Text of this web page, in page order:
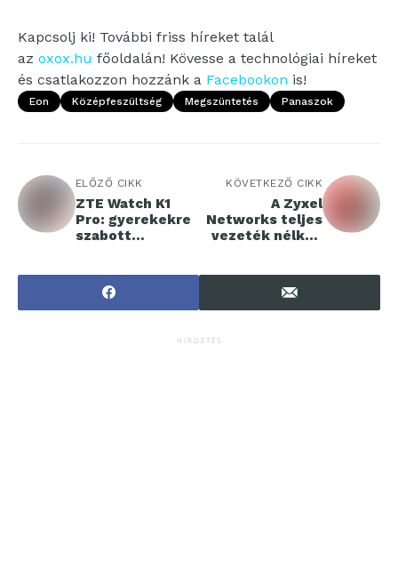
Kapcsolj ki! További friss híreket talál
az oxox.hu főoldalán! Kövesse a technológiai híreket
és csatlakozzon hozzánk a Facebookon is!
Eon Középfeszültség Megszüntetés Panaszok
ELŐZŐ CIKK
ZTE Watch K1
Pro: gyerekekre
szabott
iskolakezdéshez
KÖVETKEZŐ CIKK
A Zyxel
Networks teljes
vezeték nélküli
szabványnak
HIRDETÉS